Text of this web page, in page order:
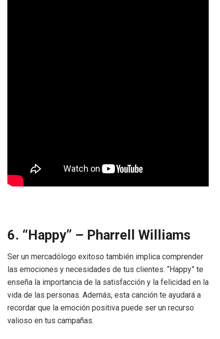
6. “Happy” – Pharrell Williams
Ser un mercadólogo exitoso también implica comprender
las emociones y necesidades de tus clientes. “Happy” te
enseña la importancia de la satisfacción y la felicidad en la
vida de las personas. Además, esta canción te ayudará a
recordar que la emoción positiva puede ser un recurso
valioso en tus campañas.